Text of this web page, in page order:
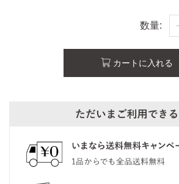
数量:
カートに入れる